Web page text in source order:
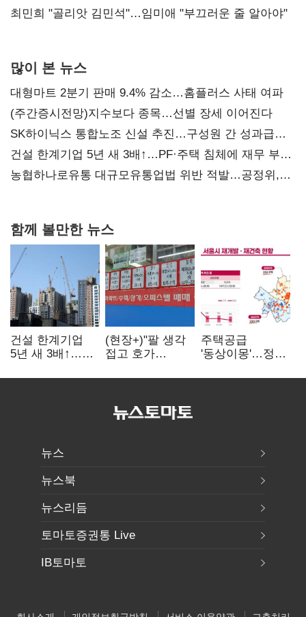
최민희 "골리앗 김민석"…임미애 "부끄러운 줄 알아야"
많이 본 뉴스
대형마트 2분기 판매 9.4% 감소…홈플러스 사태 여파
(주간증시전망)지수보다 종목…선별 장세 이어진다
SK하이닉스 통합노조 신설 추진…구성원 간 성과급
불만 확산
건설 한계기업 5년 새 3배↑…PF·주택 침체에 재무 부담
확대
농협하나로유통 대규모유통업법 위반 적발…공정위,
함께 볼만한 뉴스
건설 한계기업
5년 새 3배↑…
재무 부담 확대
(현장+)"팔 생각
접고 호가
똘똘한 한 채'
주택공급
'동상이몽'…정부
없으면 '공수표'
뉴스
뉴스북
뉴스리듬
토마토증권통 Live
IB토마토